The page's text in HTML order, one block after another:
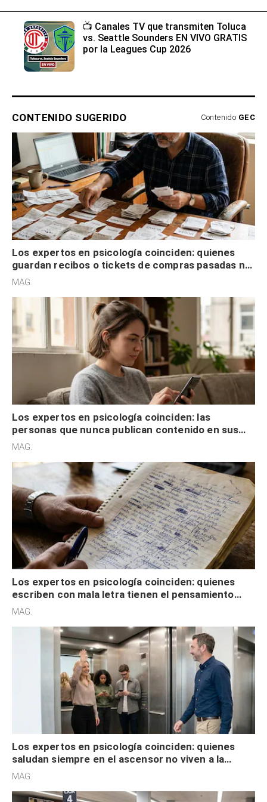
📺 Canales TV que transmiten Toluca
vs. Seattle Sounders EN VIVO GRATIS
por la Leagues Cup 2026
CONTENIDO SUGERIDO Contenido GEC
Los expertos en psicología coinciden: quienes
guardan recibos o tickets de compras pasadas no
son acumuladores, sino que tienen necesidad de
MAG.
Los expertos en psicología coinciden: las
personas que nunca publican contenido en sus
redes sociales no pretenden buscar validación
MAG.
Los expertos en psicología coinciden: quienes
escriben con mala letra tienen el pensamiento
acelerado y no lo hacen por desinterés
MAG.
Los expertos en psicología coinciden: quienes
saludan siempre en el ascensor no viven a la
defensiva y tienen apertura social
MAG.